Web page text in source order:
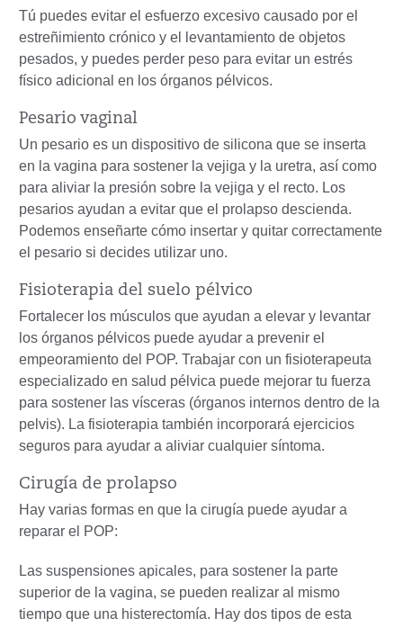
Tú puedes evitar el esfuerzo excesivo causado por el
estreñimiento crónico y el levantamiento de objetos
pesados, y puedes perder peso para evitar un estrés
físico adicional en los órganos pélvicos.
Pesario vaginal
Un pesario es un dispositivo de silicona que se inserta
en la vagina para sostener la vejiga y la uretra, así como
para aliviar la presión sobre la vejiga y el recto. Los
pesarios ayudan a evitar que el prolapso descienda.
Podemos enseñarte cómo insertar y quitar correctamente
el pesario si decides utilizar uno.
Fisioterapia del suelo pélvico
Fortalecer los músculos que ayudan a elevar y levantar
los órganos pélvicos puede ayudar a prevenir el
empeoramiento del POP. Trabajar con un fisioterapeuta
especializado en salud pélvica puede mejorar tu fuerza
para sostener las vísceras (órganos internos dentro de la
pelvis). La fisioterapia también incorporará ejercicios
seguros para ayudar a aliviar cualquier síntoma.
Cirugía de prolapso
Hay varias formas en que la cirugía puede ayudar a
reparar el POP:
Las suspensiones apicales, para sostener la parte
superior de la vagina, se pueden realizar al mismo
tiempo que una histerectomía. Hay dos tipos de esta